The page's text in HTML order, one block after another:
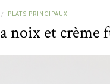
/ PLATS PRINCIPAUX
noix et crème